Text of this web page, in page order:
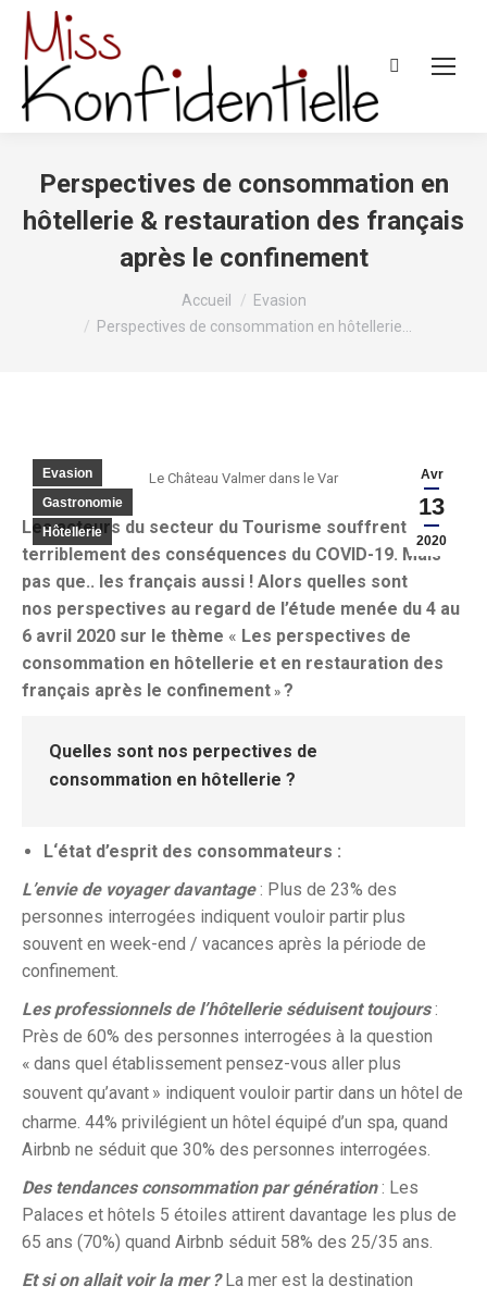
Recherche
Perspectives de consommation en
hôtellerie & restauration des français
après le confinement
Accueil
Evasion
Perspectives de consommation en hôtellerie…
Avr
13
2020
Evasion
Gastronomie
Hôtellerie
Le Château Valmer dans le Var
Les acteurs du secteur du Tourisme souffrent
terriblement des conséquences du COVID-19. Mais
pas que.. les français aussi ! Alors quelles sont
nos perspectives au regard de l’étude menée du 4 au
6 avril 2020 sur le thème « Les perspectives de
consommation en hôtellerie et en restauration des
français après le confinement » ?
Quelles sont nos perpectives de
consommation en hôtellerie ?
L‘état d’esprit des consommateurs :
L’envie de voyager davantage: Plus de 23% des
personnes interrogées indiquent vouloir partir plus
souvent en week-end / vacances après la période de
confinement.
Les professionnels de l’hôtellerie séduisent toujours:
Près de 60% des personnes interrogées à la question
« dans quel établissement pensez-vous aller plus
souvent qu’avant » indiquent vouloir partir dans un hôtel de
charme. 44% privilégient un hôtel équipé d’un spa, quand
Airbnb ne séduit que 30% des personnes interrogées.
Des tendances consommation par génération: Les
Palaces et hôtels 5 étoiles attirent davantage les plus de
65 ans (70%) quand Airbnb séduit 58% des 25/35 ans.
Et si on allait voir la mer ?La mer est la destination